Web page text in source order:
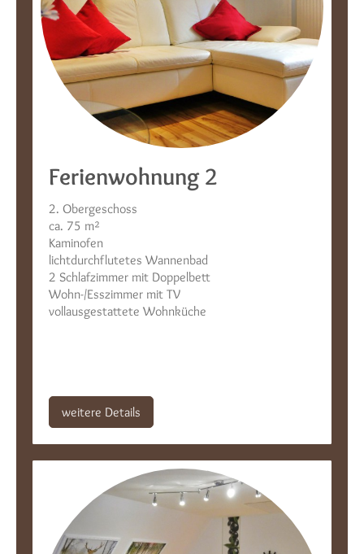
Ferienwohnung 2
2. Obergeschoss
ca. 75 m²
Kaminofen
lichtdurchflutetes Wannenbad
2 Schlafzimmer mit Doppelbett
Wohn-/Esszimmer mit TV
vollausgestattete Wohnküche
weitere Details